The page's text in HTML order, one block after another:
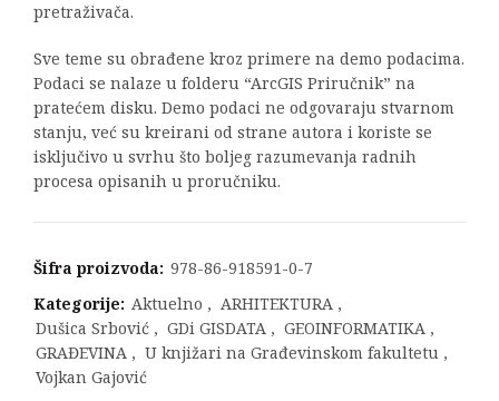
pretraživača.
Sve teme su obrađene kroz primere na demo podacima.
Podaci se nalaze u folderu “ArcGIS Priručnik” na
pratećem disku. Demo podaci ne odgovaraju stvarnom
stanju, već su kreirani od strane autora i koriste se
isključivo u svrhu što boljeg razumevanja radnih
procesa opisanih u proručniku.
Šifra proizvoda: 978-86-918591-0-7
Kategorije: Aktuelno , ARHITEKTURA ,
Dušica Srbović , GDi GISDATA , GEOINFORMATIKA ,
GRAĐEVINA , U knjižari na Građevinskom fakultetu ,
Vojkan Gajović